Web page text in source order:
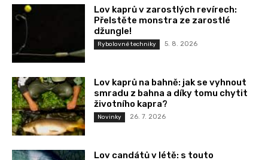
Lov kaprů v zarostlých revírech:
Přelstěte monstra ze zarostlé
džungle!
Rybolovné techniky 5. 8. 2026
Lov kaprů na bahně: jak se vyhnout
smradu z bahna a díky tomu chytit
životního kapra?
Novinky 26. 7. 2026
Lov candátů v létě: s touto